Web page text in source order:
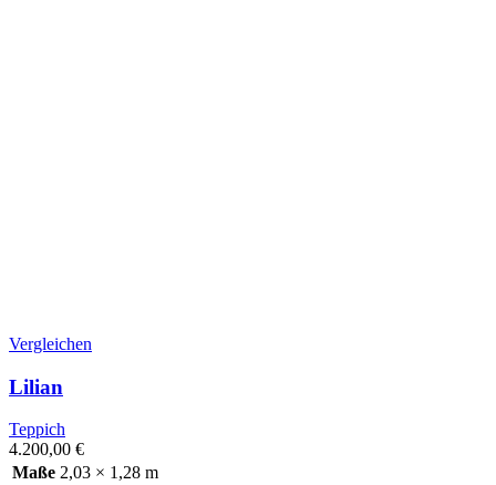
Vergleichen
Lilian
Teppich
4.200,00 €
Maße 2,03 × 1,28 m